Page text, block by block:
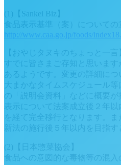
(1)【Sankei Biz】
食品表示基準（案）についての
http://www.caa.go.jp/foods/
【おやじタヌキのちょっと一言
すでに皆さまご存知と思いま
あるようです。変更の詳細につ
大まかなタイムスケジュール
の「説明会資料」などに概要が
表示について法案成立後２年
を経て完全移行となります。
新法の施行後５年以内を目指す
(2)【日本惣菜協会】
食品への意図的な毒物等の混